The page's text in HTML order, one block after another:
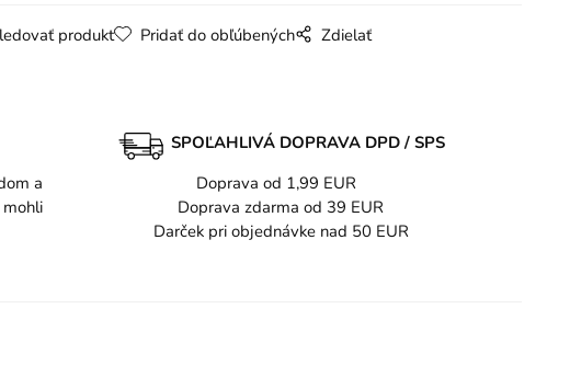
produkt Pridať do obľúbených Zdielať
a
SPOĽAHLIVÁ DOPRAVA DPD / SPS
Doprava od 1,99 EUR
Doprava zdarma od 39 EUR
Darček pri objednávke nad 50 EUR